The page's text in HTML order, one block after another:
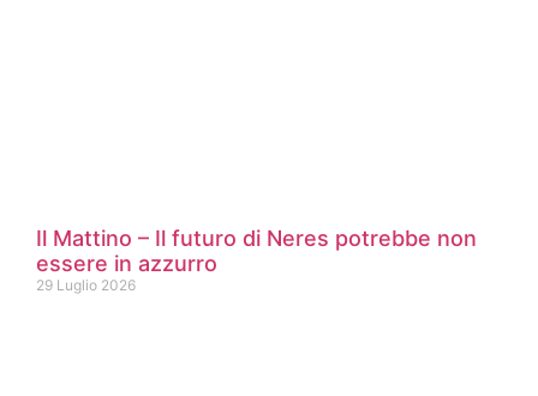
Il Mattino – Il futuro di Neres potrebbe non
essere in azzurro
29 Luglio 2026